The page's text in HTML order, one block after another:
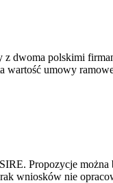
z dwoma polskimi
umowy
Propozycje można
wniosków nie